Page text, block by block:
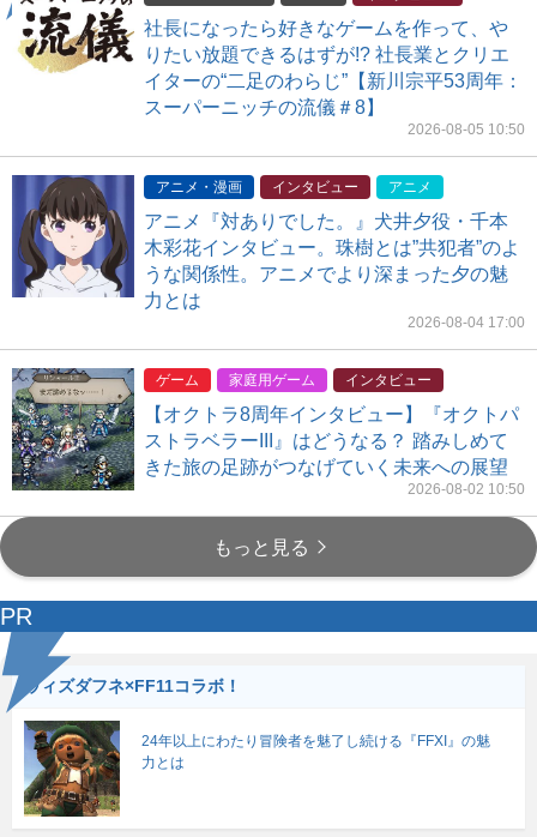
社長になったら好きなゲームを作って、や
りたい放題できるはずが!? 社長業とクリエ
イターの“二足のわらじ”【新川宗平53周年：
スーパーニッチの流儀＃8】
2026-08-05 10:50
アニメ・漫画 インタビュー アニメ
アニメ『対ありでした。』犬井夕役・千本
木彩花インタビュー。珠樹とは”共犯者”のよ
うな関係性。アニメでより深まった夕の魅
力とは
2026-08-04 17:00
ゲーム 家庭用ゲーム インタビュー
【オクトラ8周年インタビュー】『オクトパ
ストラベラーIII』はどうなる？ 踏みしめて
きた旅の足跡がつなげていく未来への展望
2026-08-02 10:50
もっと見る
PR
ウィズダフネ×FF11コラボ！
24年以上にわたり冒険者を魅了し続ける『FFXI』の魅
力とは